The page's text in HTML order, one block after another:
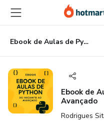
para
conteúdo
principal
para
pagamento
para
rodapé
Ebook de Aulas de Python: Do Iniciante ao Avançado
Ebook de
Avançado
Rodrigues